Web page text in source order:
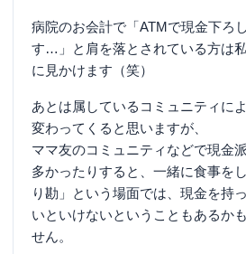
病院のお会計で「ATMで現金下ろ
す…」と肩を落とされている方は
に見かけます（笑）
あとは属しているコミュニティに
変わってくると思いますが、
ママ友のコミュニティなどで現金
多かったりすると、一緒に食事を
り勘」という場面では、現金を持
いといけないということもあるか
せん。